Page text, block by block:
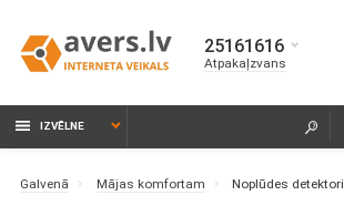
25161616
Atpakaļzvans
IZVĒLNE
Galvenā Mājas komfortam Noplūdes detektori